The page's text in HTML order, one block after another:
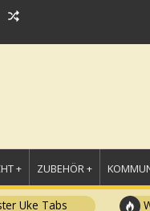
+ ZUBEHÖR +
Uke Tabs